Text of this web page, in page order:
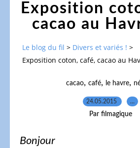
Exposition
cacao au
Le blog du fil > Divers et variés ! >
Exposition coton, café, cacao au
cacao, café, le havre,
24.05.2015 …
Par filmagique
Bonjour